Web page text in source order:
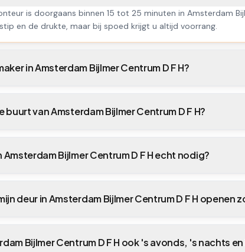
is doorgaans binnen 15 tot 25 minuten in Amsterdam
en de drukte, maar bij spoed krijgt u altijd voorrang.
in Amsterdam Bijlmer Centrum D F H?
buurt van Amsterdam Bijlmer Centrum D F H?
Bijlmer Centrum D F H echt nodig?
deur in Amsterdam Bijlmer Centrum D F H openen
Bijlmer Centrum D F H ook 's avonds, 's nachts